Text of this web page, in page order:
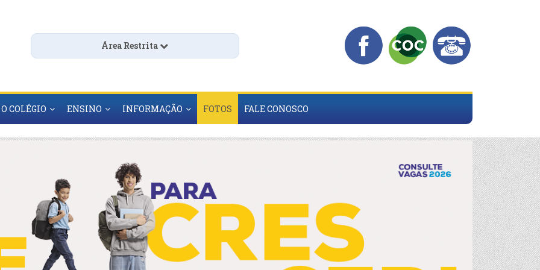
Área Restrita
O COLÉGIO ENSINO INFORMAÇÃO FOTOS FALE CONOSCO